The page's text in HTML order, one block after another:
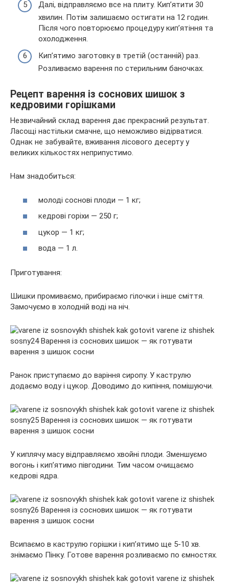
Далі, відправляємо все на плиту. Кип’ятити 30
хвилин. Потім залишаємо остигати на 12 годин.
Після чого повторюємо процедуру кип’ятіння та
охолодження.
Кип’ятимо заготовку в третій (останній) раз.
Розливаємо варення по стерильним баночках.
Рецепт варення із соснових шишок з
кедровими горішками
Незвичайний склад варення дає прекрасний результат.
Ласощі настільки смачне, що неможливо відірватися.
Однак не забувайте, вживання лісового десерту у
великих кількостях неприпустимо.
Нам знадобиться:
молоді соснові плоди — 1 кг;
кедрові горіхи — 250 г;
цукор — 1 кг;
вода — 1 л.
Приготування:
Шишки промиваємо, прибираємо гілочки і інше сміття.
Замочуємо в холодній воді на ніч.
Ранок приступаємо до варіння сиропу. У каструлю
додаємо воду і цукор. Доводимо до кипіння, помішуючи.
У киплячу масу відправляємо хвойні плоди. Зменшуємо
вогонь і кип’ятимо півгодини. Тим часом очищаємо
кедрові ядра.
Всипаємо в каструлю горішки і кип’ятимо ще 5-10 хв.
знімаємо Пінку. Готове варення розливаємо по ємностях.